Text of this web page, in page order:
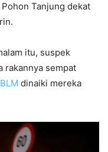
Tanjung dekat
itu, suspek
rakannya sempat
dinaiki mereka